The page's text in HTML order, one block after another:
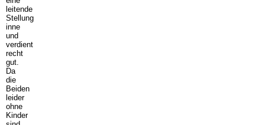
leitende
Stellung
inne
und
verdient
recht
gut.
Da
die
Beiden
leider
ohne
Kinder